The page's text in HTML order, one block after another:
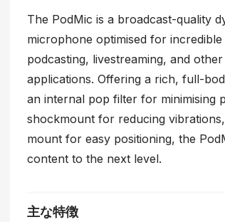
The PodMic is a broadcast-quality
microphone optimised for
podcasting, livestreaming, and
applications. Offering a rich, full-
an internal pop filter for minimising
shockmount for reducing
mount for easy positioning, the
content to the next level.
主な特徴